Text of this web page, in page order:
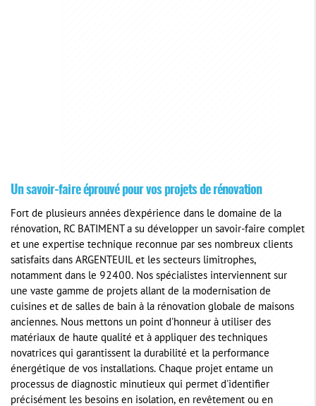
Un savoir-faire éprouvé pour vos projets de rénovation
Fort de plusieurs années d'expérience dans le domaine de la
rénovation, RC BATIMENT a su développer un savoir-faire complet
et une expertise technique reconnue par ses nombreux clients
satisfaits dans ARGENTEUIL et les secteurs limitrophes,
notamment dans le 92400. Nos spécialistes interviennent sur
une vaste gamme de projets allant de la modernisation de
cuisines et de salles de bain à la rénovation globale de maisons
anciennes. Nous mettons un point d'honneur à utiliser des
matériaux de haute qualité et à appliquer des techniques
novatrices qui garantissent la durabilité et la performance
énergétique de vos installations. Chaque projet entame un
processus de diagnostic minutieux qui permet d'identifier
précisément les besoins en isolation, en revêtement ou en